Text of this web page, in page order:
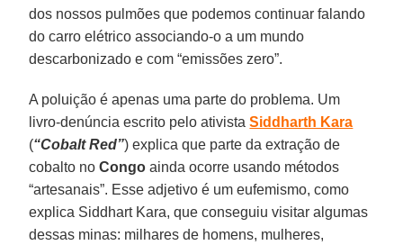
dos nossos pulmões que podemos continuar falando
do carro elétrico associando-o a um mundo
descarbonizado e com “emissões zero”.
A poluição é apenas uma parte do problema. Um
livro-denúncia escrito pelo ativistaSiddharth Kara
(“Cobalt Red”) explica que parte da extração de
cobalto noCongo ainda ocorre usando métodos
“artesanais”. Esse adjetivo é um eufemismo, como
explica Siddhart Kara, que conseguiu visitar algumas
dessas minas: milhares de homens, mulheres,